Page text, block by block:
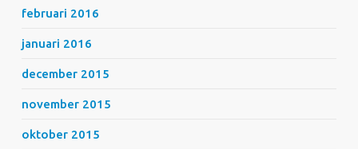
februari 2016
januari 2016
december 2015
november 2015
oktober 2015